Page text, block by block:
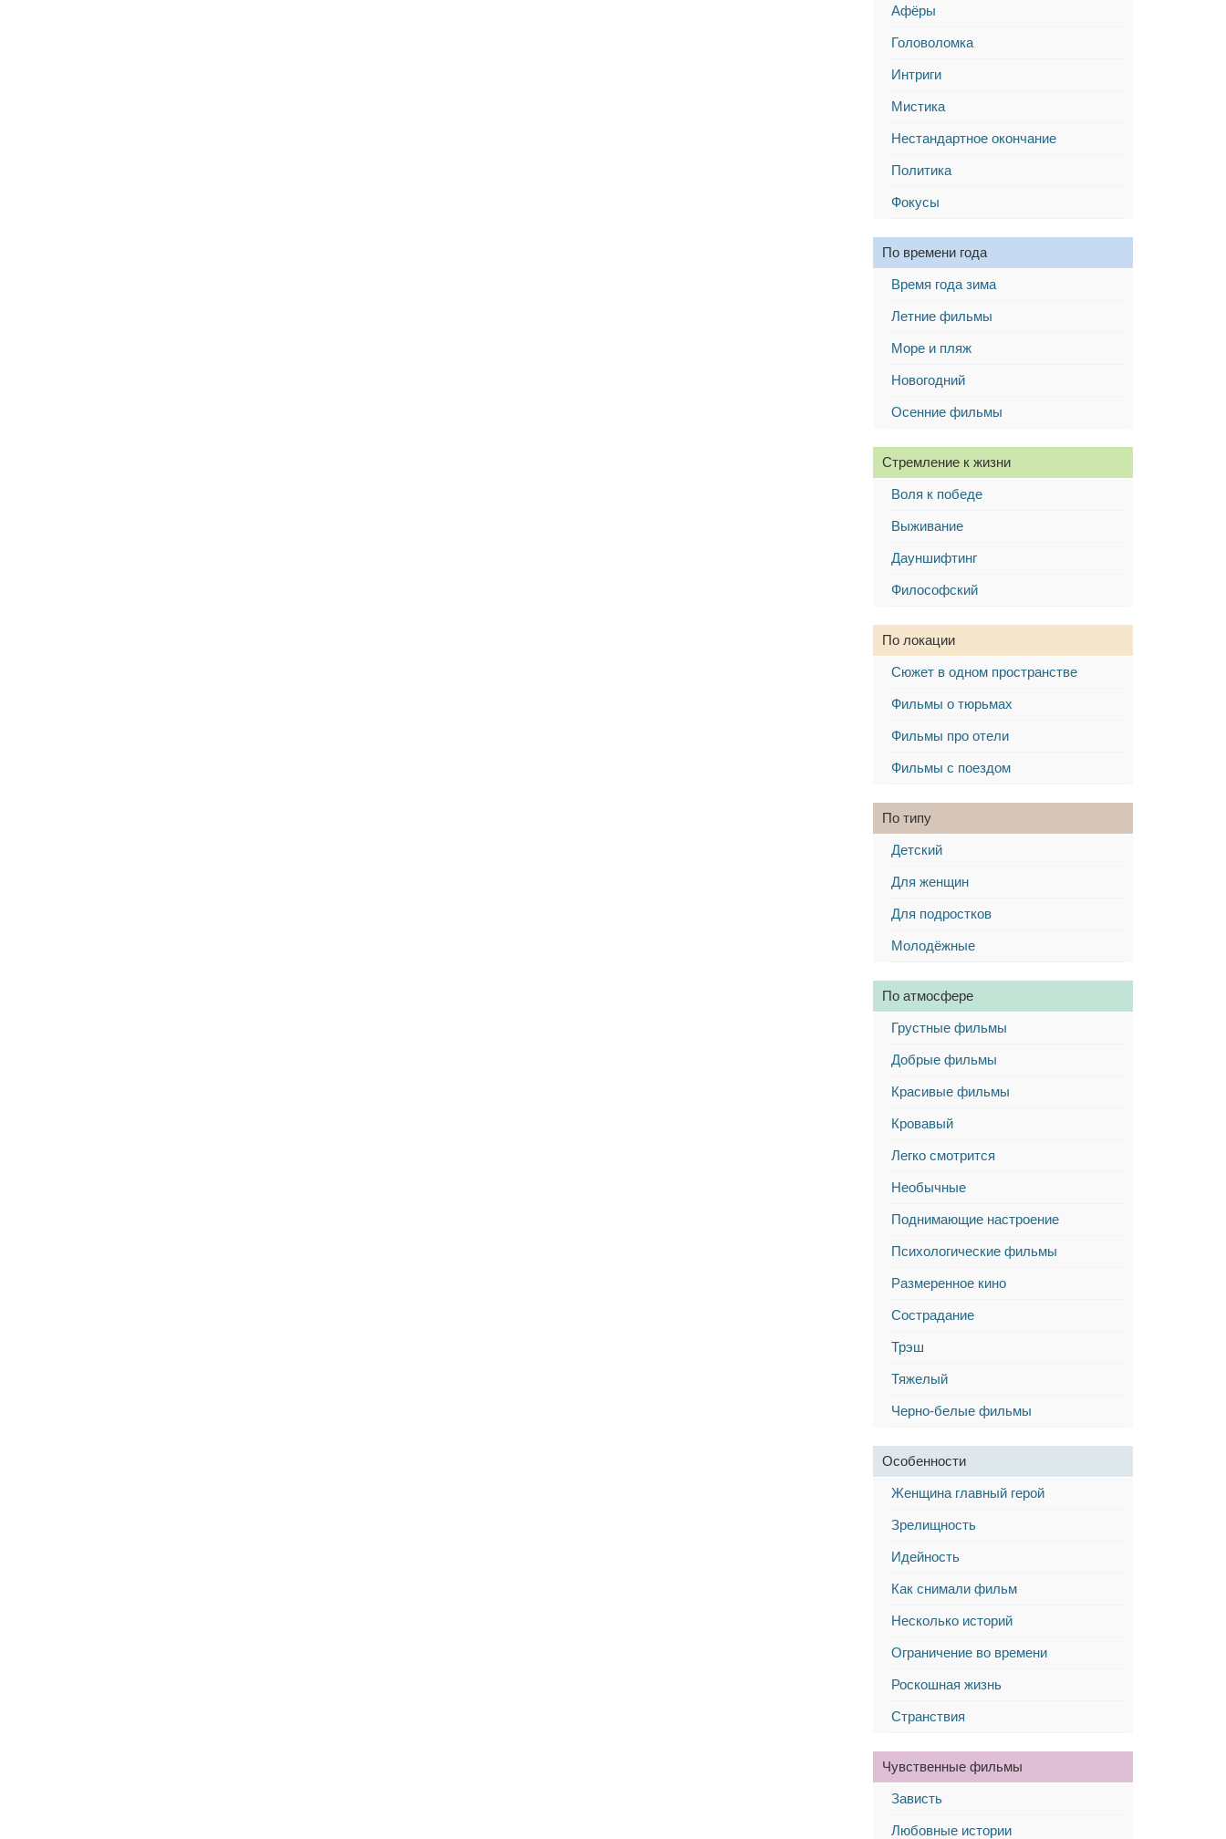
Афёры
Головоломка
Интриги
Мистика
Нестандартное окончание
Политика
Фокусы
По времени года
Время года зима
Летние фильмы
Море и пляж
Новогодний
Осенние фильмы
Стремление к жизни
Воля к победе
Выживание
Дауншифтинг
Философский
По локации
Сюжет в одном пространстве
Фильмы о тюрьмах
Фильмы про отели
Фильмы с поездом
По типу
Детский
Для женщин
Для подростков
Молодёжные
По атмосфере
Грустные фильмы
Добрые фильмы
Красивые фильмы
Кровавый
Легко смотрится
Необычные
Поднимающие настроение
Психологические фильмы
Размеренное кино
Сострадание
Трэш
Тяжелый
Черно-белые фильмы
Особенности
Женщина главный герой
Зрелищность
Идейность
Как снимали фильм
Несколько историй
Ограничение во времени
Роскошная жизнь
Странствия
Чувственные фильмы
Зависть
Любовные истории